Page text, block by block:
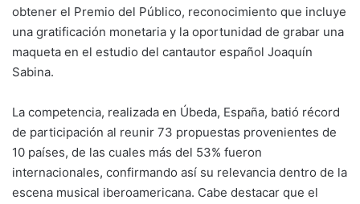
obtener el Premio del Público, reconocimiento que incluye
una gratificación monetaria y la oportunidad de grabar una
maqueta en el estudio del cantautor español Joaquín
Sabina.
La competencia, realizada en Úbeda, España, batió récord
de participación al reunir 73 propuestas provenientes de
10 países, de las cuales más del 53% fueron
internacionales, confirmando así su relevancia dentro de la
escena musical iberoamericana. Cabe destacar que el